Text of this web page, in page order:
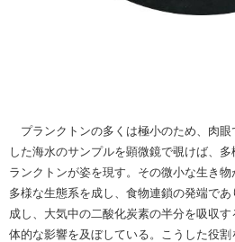
プランクトンの多くは極小のため、肉眼
した海水のサンプルを顕微鏡で覗けば、
ランクトンが姿を現す。その微小な生き
多様な生態系を成し、食物連鎖の発端で
成し、大気中の二酸化炭素の半分を吸収
体的な影響を及ぼしている。こうした役